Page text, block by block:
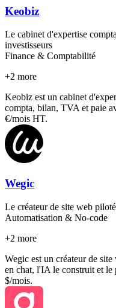
Keobiz
Le cabinet d'expertise
investisseurs
Finance & Comptabilité
+2 more
Keobiz est un cabinet
compta, bilan, TVA et paie
€/mois HT.
Wegic
Le créateur de site web
Automatisation & No-code
+2 more
Wegic est un créateur de
en chat, l'IA le construit et le
$/mois.